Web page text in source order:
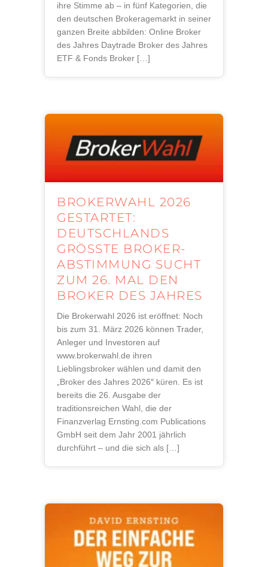
ihre Stimme ab – in fünf Kategorien, die
den deutschen Brokeragemarkt in seiner
ganzen Breite abbilden: Online Broker
des Jahres Daytrade Broker des Jahres
ETF & Fonds Broker […]
BROKERWAHL 2026
GESTARTET:
DEUTSCHLANDS
GRÖSSTE BROKER-A
BSTIMMUNG SUCHT Z
UM 26. MAL DEN B
ROKER DES JAHRES
Die Brokerwahl 2026 ist eröffnet: Noch
bis zum 31. März 2026 können Trader,
Anleger und Investoren auf
www.brokerwahl.de ihren
Lieblingsbroker wählen und damit den
„Broker des Jahres 2026″ küren. Es ist
bereits die 26. Ausgabe der
traditionsreichen Wahl, die der
Finanzverlag Ernsting.com Publications
GmbH seit dem Jahr 2001 jährlich
durchführt – und die sich als […]